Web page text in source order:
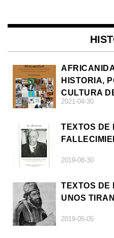
HISTORIA,
CULTURA
DIÁSPORAS
2021-04-30
TEXTOS DE
2019-08-30
TEXTOS DE
UNOS
2019-05-05